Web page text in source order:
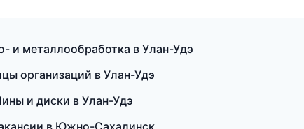
и металлообработка в Улан-Удэ
организаций в Улан-Удэ
и диски в Улан-Удэ
в Южно-Сахалинск